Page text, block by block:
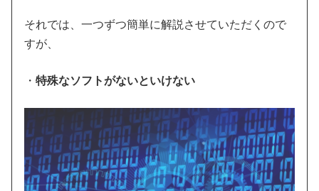
それでは、一つずつ簡単に解説させていただくので
すが、
・特殊なソフトがないといけない